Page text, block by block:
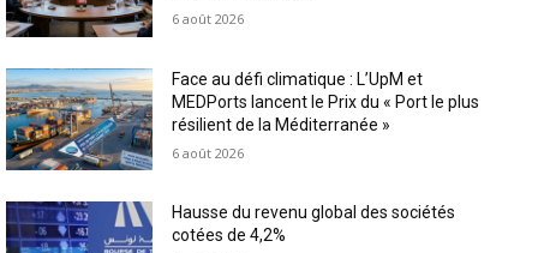
6 août 2026
Face au défi climatique : L’UpM et
MEDPorts lancent le Prix du « Port le plus
résilient de la Méditerranée »
6 août 2026
Hausse du revenu global des sociétés
cotées de 4,2%